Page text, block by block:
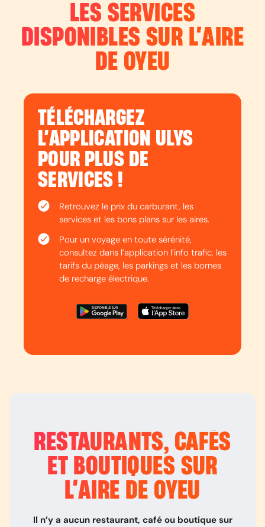
LES SERVICES
DISPONIBLES SUR L’AIRE
DE OYEU
TÉLÉCHARGEZ
L’APPLICATION ULYS
POUR PLUS DE
SERVICES !
Retrouvez le prix du carburant, les
services et les bons plans sur les aires.
Pour un voyage en toute sérénité,
consultez dans l’application l’info trafic, les
tarifs du péage, les parkings et les bornes
de recharge électrique.
RESTAURANTS, CAFÉS
ET BOUTIQUES SUR
L’AIRE DE OYEU
Il n’y a aucun restaurant, café ou boutique sur